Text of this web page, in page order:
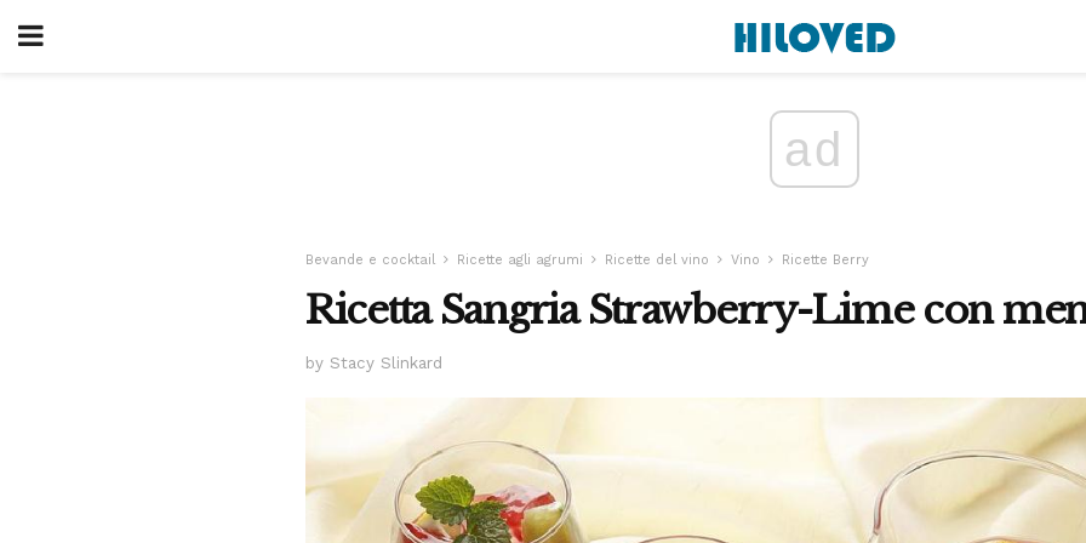
ad
Bevande e cocktail Ricette agli agrumi Ricette del vino Vino Ricette Berry
Ricetta Sangria Strawberry-Lime con
by Stacy Slinkard